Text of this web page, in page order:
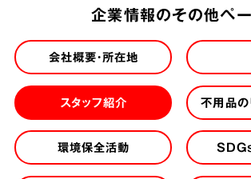
企業情報のその他ペ
会社概要・所在地
スタッフ紹介 不用品
環境保全活動